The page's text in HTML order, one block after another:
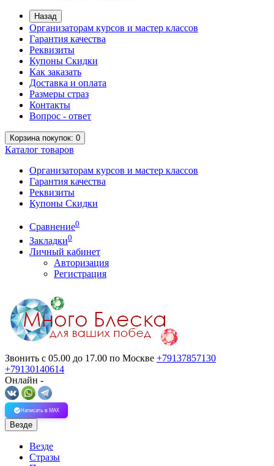
Назад
Организаторам курсов и мастер классов
Гарантия качества
Реквизиты
Купоны Скидки
Как заказать
Доставка и оплата
Размеры страз
Контакты
Вопрос - ответ
Корзинапокупок: 0
Каталог товаров
Организаторам курсов и мастер классов
Гарантия качества
Реквизиты
Купоны Скидки
Сравнение0
Закладки0
Личный кабинет
Авторизация
Регистрация
Звонить с 05.00 до 17.00 по Москве +79137857130
+79130140614
Онлайн -
Написать в MAX
Везде
Везде
Стразы